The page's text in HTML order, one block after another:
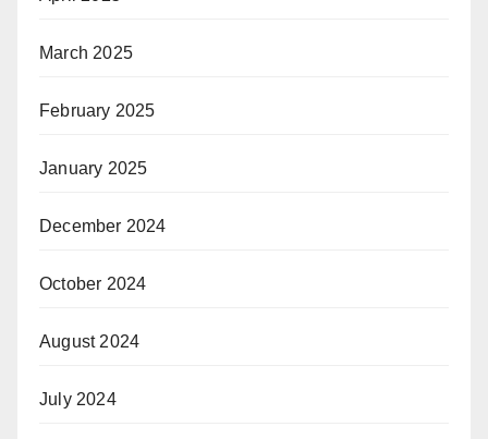
March 2025
February 2025
January 2025
December 2024
October 2024
August 2024
July 2024